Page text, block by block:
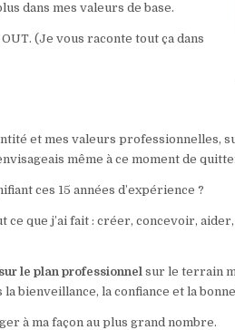
dans mes valeurs de base.
(Je vous raconte tout ça dans
et mes valeurs professionnelles,
même à ce moment de
ces 15 années d’expérience ?
ce que j’ai fait : créer, concevoir,
le plan professionnelsur le terrain
la bienveillance, la confiance et la
à ma façon au plus grand nombre.